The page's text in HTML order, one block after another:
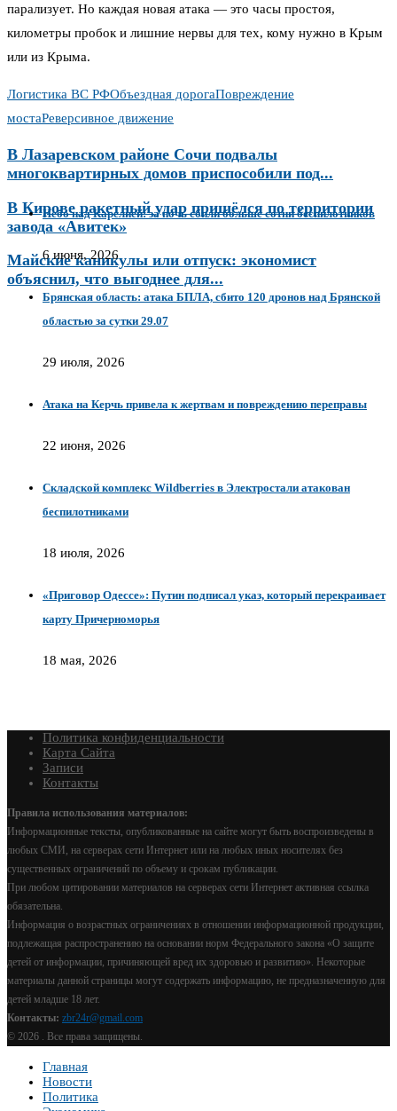
парализует. Но каждая новая атака — это часы простоя,
километры пробок и лишние нервы для тех, кому нужно в Крым
или из Крыма.
Логистика ВС РФОбъездная дорогаПовреждение
мостаРеверсивное движение
В Лазаревском районе Сочи подвалы
многоквартирных домов приспособили под...
В Кирове ракетный удар пришёлся по территории
завода «Авитек»
Майские каникулы или отпуск: экономист
объяснил, что выгоднее для...
Небо над Карелией: за ночь сбили больше сотни беспилотников
6 июня, 2026
Брянская область: атака БПЛА, сбито 120 дронов над Брянской
областью за сутки 29.07
29 июля, 2026
Атака на Керчь привела к жертвам и повреждению переправы
22 июня, 2026
Складской комплекс Wildberries в Электростали атакован
беспилотниками
18 июля, 2026
«Приговор Одессе»: Путин подписал указ, который перекраивает
карту Причерноморья
18 мая, 2026
Политика конфиденциальности
Карта Сайта
Записи
Контакты
Правила использования материалов:
Информационные тексты, опубликованные на сайте могут быть воспроизведены в
любых СМИ, на серверах сети Интернет или на любых иных носителях без
существенных ограничений по объему и срокам публикации.
При любом цитировании материалов на серверах сети Интернет активная ссылка
обязательна.
Информация о возрастных ограничениях в отношении информационной продукции,
подлежащая распространению на основании норм Федерального закона «О защите
детей от информации, причиняющей вред их здоровью и развитию». Некоторые
материалы данной страницы могут содержать информацию, не предназначенную для
детей младше 18 лет.
Контакты: zbr24r@gmail.com
© 2026 . Все права защищены.
Главная
Новости
Политика